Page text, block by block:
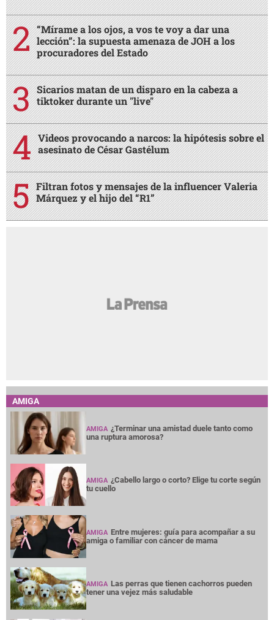
“Mírame a los ojos, a vos te voy a dar una
lección”: la supuesta amenaza de JOH a los
procuradores del Estado
Sicarios matan de un disparo en la cabeza a
tiktoker durante un "live"
Videos provocando a narcos: la hipótesis sobre el
asesinato de César Gastélum
Filtran fotos y mensajes de la influencer Valeria
Márquez y el hijo del “R1”
AMIGA
AMIGA ¿Terminar una amistad duele tanto como
una ruptura amorosa?
AMIGA ¿Cabello largo o corto? Elige tu corte según
tu cuello
AMIGA Entre mujeres: guía para acompañar a su
amiga o familiar con cáncer de mama
AMIGA Las perras que tienen cachorros pueden
tener una vejez más saludable